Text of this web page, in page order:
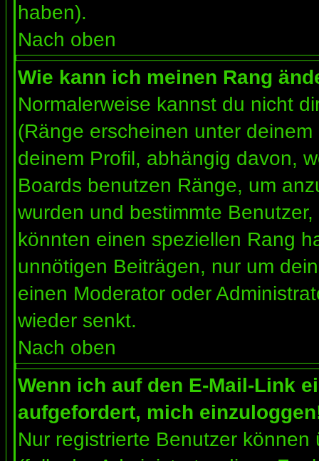
haben).
Nach oben
Wie kann ich meinen Rang
Normalerweise kannst du nicht
(Ränge erscheinen unter
deinem Profil, abhängig davon,
Boards benutzen Ränge, um
wurden und bestimmte
könnten einen speziellen Rang
unnötigen Beiträgen, nur um
einen Moderator oder
wieder senkt.
Nach oben
Wenn ich auf den E-Mail-Link
aufgefordert, mich
Nur registrierte Benutzer